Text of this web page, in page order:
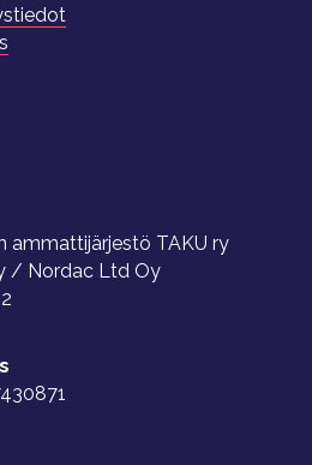
ammattijärjestö TAKU ry
/ Nordac Ltd Oy